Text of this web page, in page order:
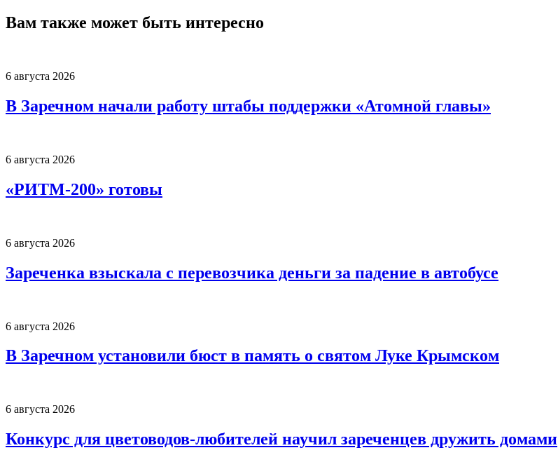
Вам также может быть интересно
6 августа 2026
В Заречном начали работу штабы поддержки «Атомной главы»
6 августа 2026
«РИТМ-200» готовы
6 августа 2026
Зареченка взыскала с перевозчика деньги за падение в автобусе
6 августа 2026
В Заречном установили бюст в память о святом Луке Крымском
6 августа 2026
Конкурс для цветоводов-любителей научил зареченцев дружить домами